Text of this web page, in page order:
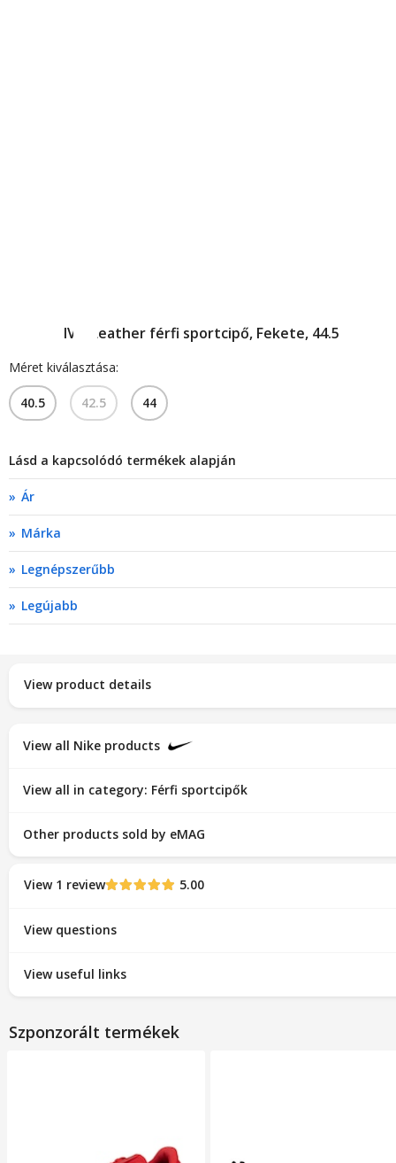
Air Max IVO Leather férfi sportcipő, Fekete, 44.5
Méret kiválasztása:
40.5 42.5 44
Lásd a kapcsolódó termékek alapján
Ár
Márka
Legnépszerűbb
Legújabb
View product details
View all Nike products
View all in category: Férfi sportcipők
Other products sold by eMAG
View 1 review 5.00
View questions
View useful links
Szponzorált termékek